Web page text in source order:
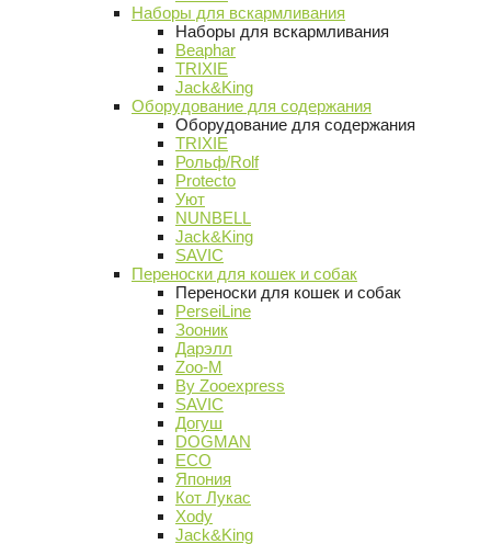
Наборы для вскармливания
Наборы для вскармливания
Beaphar
TRIXIE
Jack&King
Оборудование для содержания
Оборудование для содержания
TRIXIE
Рольф/Rolf
Protecto
Уют
NUNBELL
Jack&King
SAVIC
Переноски для кошек и собак
Переноски для кошек и собак
PerseiLine
Зооник
Дарэлл
Zoo-M
By Zooexpress
SAVIC
Догуш
DOGMAN
ECO
Япония
Кот Лукас
Xody
Jack&King